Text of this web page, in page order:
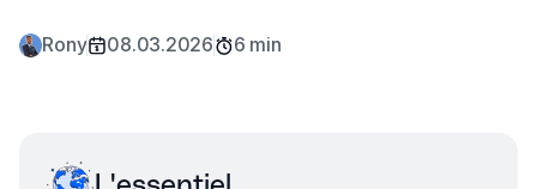
Rony 08.03.2026 6 min